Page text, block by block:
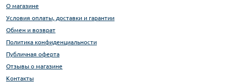
О магазине
Условия оплаты, доставки и гарантии
Обмен и возврат
Политика конфиденциальности
Публичная оферта
Отзывы о магазине
Контакты